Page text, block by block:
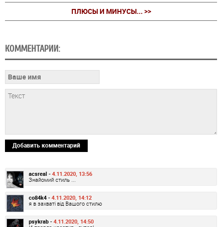
ПЛЮСЫ И МИНУСЫ... >>
КОММЕНТАРИИ:
Добавить комментарий
acsreal - 4.11.2020, 13:56
Знайомий стиль ...
co84k4 - 4.11.2020, 14:12
я в захваті від Вашого стилю
psykrab - 4.11.2020, 14:50